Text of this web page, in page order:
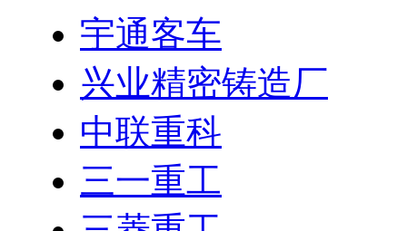
宇通客车
兴业精密铸造厂
中联重科
三一重工